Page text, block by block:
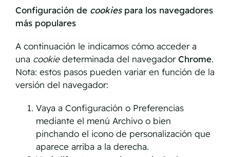
Configuración de cookiespara los navegadores
más populares
A continuación le indicamos cómo acceder a
una cookiedeterminada del navegadorChrome.
Nota: estos pasos pueden variar en función de la
versión del navegador:
Vaya a Configuración o Preferencias
mediante el menú Archivo o bien
pinchando el icono de personalización que
aparece arriba a la derecha.